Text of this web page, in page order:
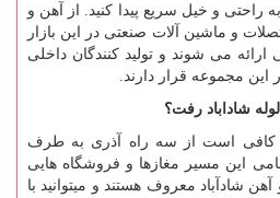
راحتی و خیل سریع پیدا کنید. از آهن و
و ماشین آلات صنعتی در این بازار
ارائه می شوند و تولید کنندگان داخلی
این مجموعه قرار دارند.
شاداباد رفت؟
کافی است از سه راه آذری به طرف
این مسیر مغازها و فروشگاه هایی
آهن شادآباد معروف هستند و میتوانید با